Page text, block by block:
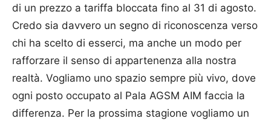
di un prezzo a tariffa bloccata fino al 31 di agosto.
Credo sia davvero un segno di riconoscenza verso
chi ha scelto di esserci, ma anche un modo per
rafforzare il senso di appartenenza alla nostra
realtà. Vogliamo uno spazio sempre più vivo, dove
ogni posto occupato al Pala AGSM AIM faccia la
differenza. Per la prossima stagione vogliamo un